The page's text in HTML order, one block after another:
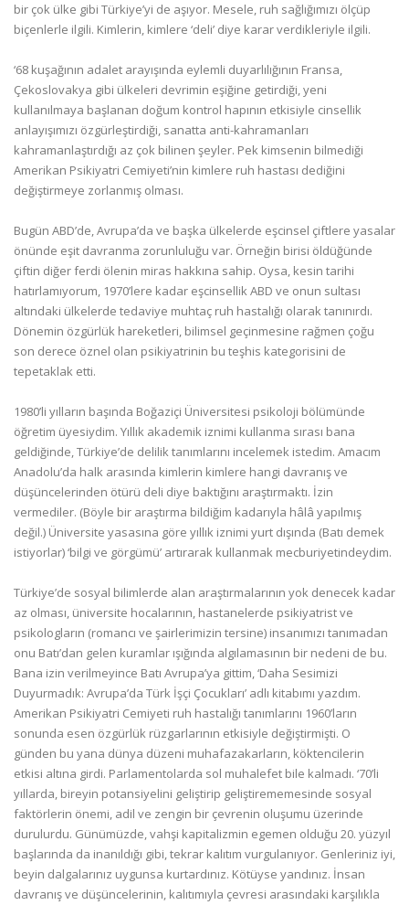
bir çok ülke gibi Türkiye’yi de aşıyor. Mesele, ruh sağlığımızı ölçüp
biçenlerle ilgili. Kimlerin, kimlere ‘deli’ diye karar verdikleriyle ilgili.
‘68 kuşağının adalet arayışında eylemli duyarlılığının Fransa,
Çekoslovakya gibi ülkeleri devrimin eşiğine getirdiği, yeni
kullanılmaya başlanan doğum kontrol hapının etkisiyle cinsellik
anlayışımızı özgürleştirdiği, sanatta anti-kahramanları
kahramanlaştırdığı az çok bilinen şeyler. Pek kimsenin bilmediği
Amerikan Psikiyatri Cemiyeti’nin kimlere ruh hastası dediğini
değiştirmeye zorlanmış olması.
Bugün ABD’de, Avrupa’da ve başka ülkelerde eşcinsel çiftlere yasalar
önünde eşit davranma zorunluluğu var. Örneğin birisi öldüğünde
çiftin diğer ferdi ölenin miras hakkına sahip. Oysa, kesin tarihi
hatırlamıyorum, 1970’lere kadar eşcinsellik ABD ve onun sultası
altındaki ülkelerde tedaviye muhtaç ruh hastalığı olarak tanınırdı.
Dönemin özgürlük hareketleri, bilimsel geçinmesine rağmen çoğu
son derece öznel olan psikiyatrinin bu teşhis kategorisini de
tepetaklak etti.
1980’li yılların başında Boğaziçi Üniversitesi psikoloji bölümünde
öğretim üyesiydim. Yıllık akademik iznimi kullanma sırası bana
geldiğinde, Türkiye’de delilik tanımlarını incelemek istedim. Amacım
Anadolu’da halk arasında kimlerin kimlere hangi davranış ve
düşüncelerinden ötürü deli diye baktığını araştırmaktı. İzin
vermediler. (Böyle bir araştırma bildiğim kadarıyla hâlâ yapılmış
değil.) Üniversite yasasına göre yıllık iznimi yurt dışında (Batı demek
istiyorlar) ‘bilgi ve görgümü’ artırarak kullanmak mecburiyetindeydim.
Türkiye’de sosyal bilimlerde alan araştırmalarının yok denecek kadar
az olması, üniversite hocalarının, hastanelerde psikiyatrist ve
psikologların (romancı ve şairlerimizin tersine) insanımızı tanımadan
onu Batı’dan gelen kuramlar ışığında algılamasının bir nedeni de bu.
Bana izin verilmeyince Batı Avrupa’ya gittim, ‘Daha Sesimizi
Duyurmadık: Avrupa’da Türk İşçi Çocukları’ adlı kitabımı yazdım.
Amerikan Psikiyatri Cemiyeti ruh hastalığı tanımlarını 1960’ların
sonunda esen özgürlük rüzgarlarının etkisiyle değiştirmişti. O
günden bu yana dünya düzeni muhafazakarların, köktencilerin
etkisi altına girdi. Parlamentolarda sol muhalefet bile kalmadı. ‘70’li
yıllarda, bireyin potansiyelini geliştirip geliştirememesinde sosyal
faktörlerin önemi, adil ve zengin bir çevrenin oluşumu üzerinde
durulurdu. Günümüzde, vahşi kapitalizmin egemen olduğu 20. yüzyıl
başlarında da inanıldığı gibi, tekrar kalıtım vurgulanıyor. Genleriniz iyi,
beyin dalgalarınız uygunsa kurtardınız. Kötüyse yandınız. İnsan
davranış ve düşüncelerinin, kalıtımıyla çevresi arasındaki karşılıkla